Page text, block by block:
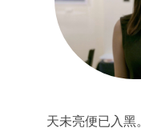
天未亮便已入黑。